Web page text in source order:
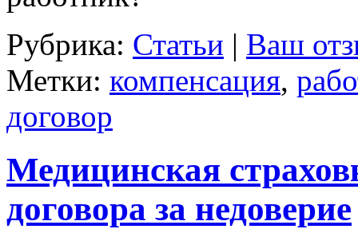
Рубрика: Статьи | Ваш
Метки: компенсация,
договор
Медицинская
договора за недоверие